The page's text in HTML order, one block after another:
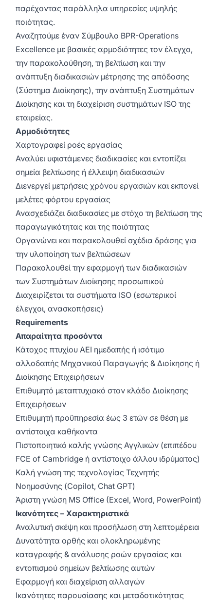
παρέχοντας παράλληλα υπηρεσίες υψηλής
ποιότητας.
Αναζητούμε έναν Σύμβουλο BPR-Operations
Excellence με βασικές αρμοδιότητες τον έλεγχο,
την παρακολούθηση, τη βελτίωση και την
ανάπτυξη διαδικασιών μέτρησης της απόδοσης
(Σύστημα Διοίκησης), την ανάπτυξη Συστημάτων
Διοίκησης και τη διαχείριση συστημάτων ISO της
εταιρείας.
Αρμοδιότητες
Χαρτογραφεί ροές εργασίας
Αναλύει υφιστάμενες διαδικασίες και εντοπίζει
σημεία βελτίωσης ή έλλειψη διαδικασιών
Διενεργεί μετρήσεις χρόνου εργασιών και εκπονεί
μελέτες φόρτου εργασίας
Ανασχεδιάζει διαδικασίες με στόχο τη βελτίωση της
παραγωγικότητας και της ποιότητας
Οργανώνει και παρακολουθεί σχέδια δράσης για
την υλοποίηση των βελτιώσεων
Παρακολουθεί την εφαρμογή των διαδικασιών
των Συστημάτων Διοίκησης προσωπικού
Διαχειρίζεται τα συστήματα ISO (εσωτερικοί
έλεγχοι, ανασκοπήσεις)
Requirements
Απαραίτητα προσόντα
Κάτοχος πτυχίου ΑΕΙ ημεδαπής ή ισότιμο
αλλοδαπής Μηχανικού Παραγωγής & Διοίκησης ή
Διοίκησης Επιχειρήσεων
Επιθυμητό μεταπτυχιακό στον κλάδο Διοίκησης
Επιχειρήσεων
Επιθυμητή προϋπηρεσία έως 3 ετών σε θέση με
αντίστοιχα καθήκοντα
Πιστοποιητικό καλής γνώσης Αγγλικών (επιπέδου
FCE of Cambridge ή αντίστοιχο άλλου ιδρύματος)
Καλή γνώση της τεχνολογίας Τεχνητής
Νοημοσύνης (Copilot, Chat GPT)
Άριστη γνώση MS Office (Excel, Word, PowerPoint)
Ικανότητες – Χαρακτηριστικά
Αναλυτική σκέψη και προσήλωση στη λεπτομέρεια
Δυνατότητα ορθής και ολοκληρωμένης
καταγραφής & ανάλυσης ροών εργασίας και
εντοπισμού σημείων βελτίωσης αυτών
Εφαρμογή και διαχείριση αλλαγών
Ικανότητες παρουσίασης και μεταδοτικότητας